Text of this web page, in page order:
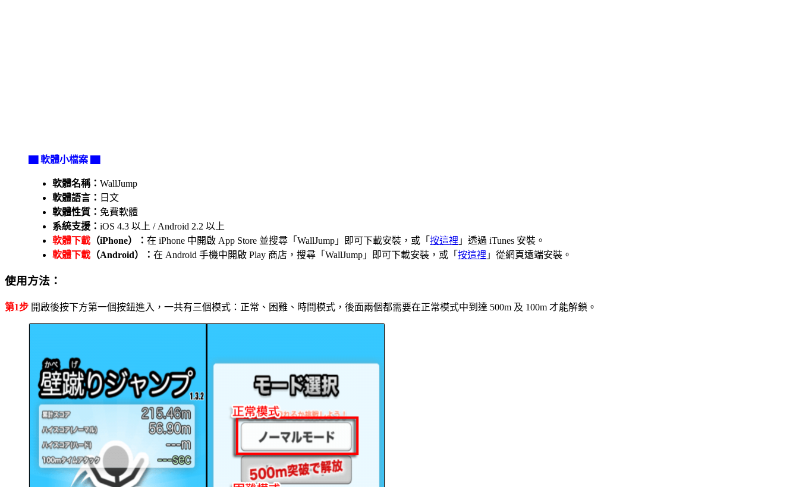
▇ 軟體小檔案 ▇
軟體名稱： WallJump
軟體語言： 日文
軟體性質： 免費軟體
系統支援： iOS 4.3 以上 / Android 2.2 以上
軟體下載 （iPhone）： 在 iPhone 中開啟 App Store 並搜尋「WallJump」即可下載安裝，或「 按這裡 」透過 iTunes 安裝。
軟體下載 （Android）： 在 Android 手機中開啟 Play 商店，搜尋「WallJump」即可下載安裝，或「 按這裡 」從網頁遠端安裝。
使用方法：
第1步 開啟後按下方第一個按鈕進入，一共有三個模式：正常、困難、時間模式，後面兩個都需要在正常模式中到達 500m 及 100m 才能解鎖。